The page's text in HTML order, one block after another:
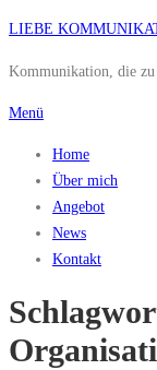
Zum
springen
LIEBE
Kommunikation, die zu
Menü
Home
Über mich
Angebot
News
Kontakt